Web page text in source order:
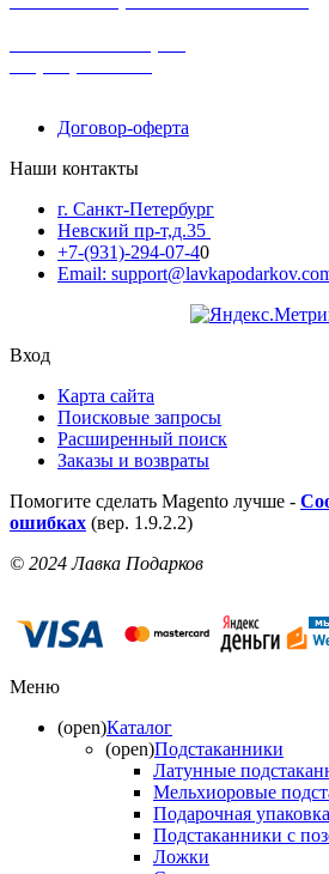
Договор-оферта
Наши контакты
г. Санкт-Петербург
Невский пр-т,д.35
+7-(931)-294-07-40
Email:
Вход
Карта сайта
Поисковые запросы
Расширенный поиск
Заказы и возвраты
Помогите сделать Magento лучше -
ошибках (вер. 1.9.2.2)
© 2024 Лавка Подарков
Меню
(open)Каталог
(open)Подстаканники
Латунные
Мельхиоровые
Подарочная упаковка
Подстаканники с
Ложки